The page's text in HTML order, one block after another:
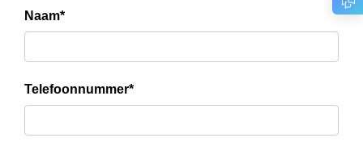
Naam*
Telefoonnummer*